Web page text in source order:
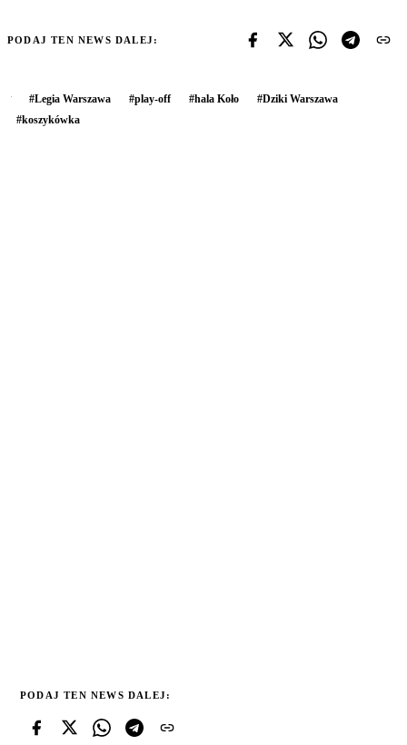
PODAJ TEN NEWS DALEJ:
#Legia Warszawa #play-off #hala Koło #Dziki Warszawa
#koszykówka
PODAJ TEN NEWS DALEJ: